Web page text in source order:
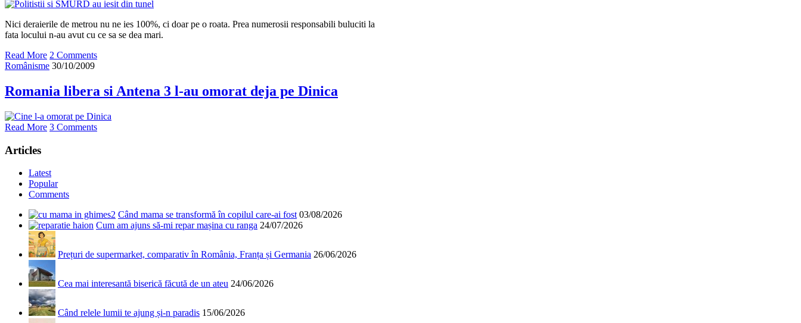
Nici deraierile de metrou nu ne ies 100%, ci doar pe o roata. Prea numerosii responsabili buluciti la
fata locului n-au avut cu ce sa se dea mari.
Read More 2 Comments
Românisme 30/10/2009
Romania libera si Antena 3 l-au omorat deja pe Dinica
Read More 3 Comments
Articles
Latest
Popular
Comments
Când mama se transformă în copilul care-ai fost 03/08/2026
Cum am ajuns să-mi repar mașina cu ranga 24/07/2026
Prețuri de supermarket, comparativ în România, Franța și Germania 26/06/2026
Cea mai interesantă biserică făcută de un ateu 24/06/2026
Când relele lumii te ajung și-n paradis 15/06/2026